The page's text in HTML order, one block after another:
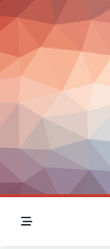
Skip
to
content